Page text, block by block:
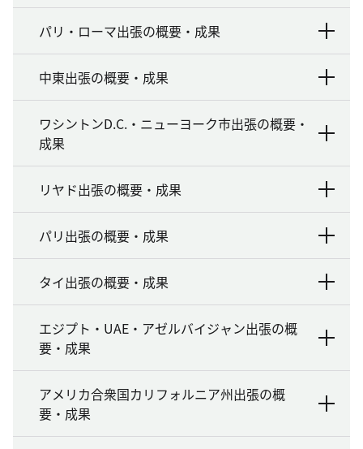
パリ・ローマ出張の概要・成果
中東出張の概要・成果
ワシントンD.C.・ニューヨーク市出張の概要・
成果
リヤド出張の概要・成果
パリ出張の概要・成果
タイ出張の概要・成果
エジプト・UAE・アゼルバイジャン出張の概
要・成果
アメリカ合衆国カリフォルニア州出張の概
要・成果